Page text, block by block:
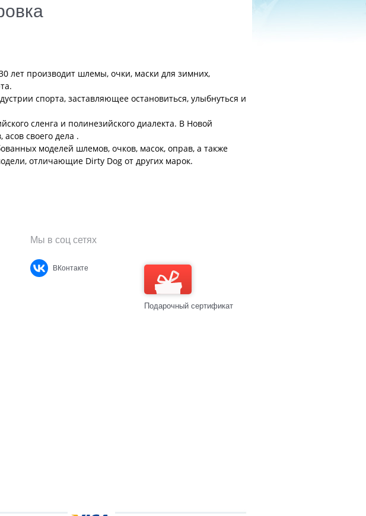
лет производит шлемы, очки, маски для зимних,
спорта, заставляющее остановиться, улыбнуться и
сленга и полинезийского диалекта. В Новой
своего дела .
моделей шлемов, очков, масок, оправ, а также
отличающие Dirty Dog от других марок.
Мы в соц сетях
ВКонтакте
Подарочный сертификат